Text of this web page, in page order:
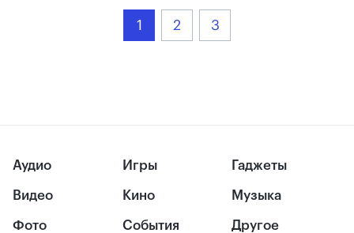
1 2 3
Аудио
Видео
Фото
Игры
Кино
События
Гаджеты
Музыка
Другое